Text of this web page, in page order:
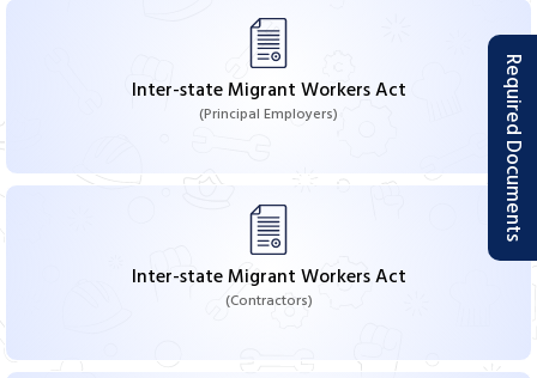
Required Documents
Inter-state Migrant Workers Act
(Principal Employers)
Inter-state Migrant Workers Act
(Contractors)